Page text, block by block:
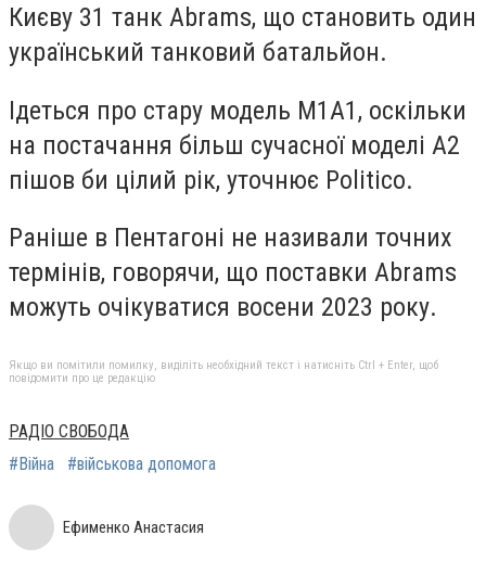
Києву 31 танк Abrams, що становить один
український танковий батальйон.
Ідеться про стару модель M1A1, оскільки
на постачання більш сучасної моделі А2
пішов би цілий рік, уточнює Politico.
Раніше в Пентагоні не називали точних
термінів, говорячи, що поставки Abrams
можуть очікуватися восени 2023 року.
Якщо ви помітили помилку, виділіть необхідний текст і натисніть Ctrl + Enter, щоб
повідомити про це редакцію
РАДІО СВОБОДА
#Війна
#військова допомога
Ефименко Анастасия